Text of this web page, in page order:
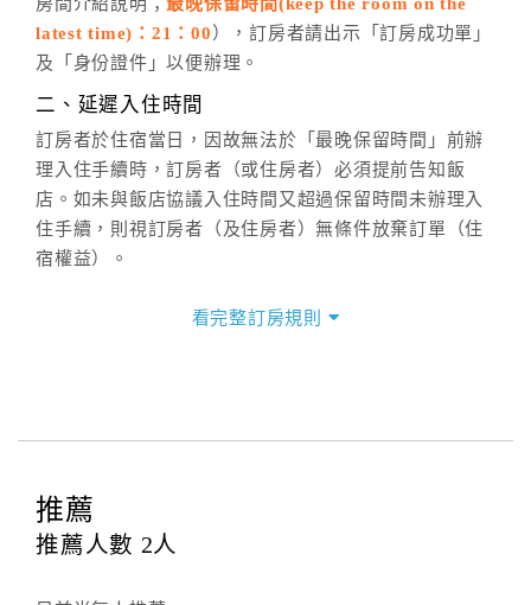
週一至週日，上午9:00～晚上6:00
六、聯絡方式
(07)9682715 。
latest time)：21：00 ），訂房者請出示「訂房成功單」
及「身份證件」以便辦理。
二、延遲入住時間
訂房者於住宿當日，因故無法於「最晚保留時間」前辦
理入住手續時，訂房者（或住房者）必須提前告知飯
店。如未與飯店協議入住時間又超過保留時間未辦理入
住手續，則視訂房者（及住房者）無條件放棄訂單（住
宿權益）。
四、訂單異動
提出申辦不得異動訂單。
每筆訂單異動限定
辦理取消退款。
看完整訂房規則
推薦
推薦人數 2人